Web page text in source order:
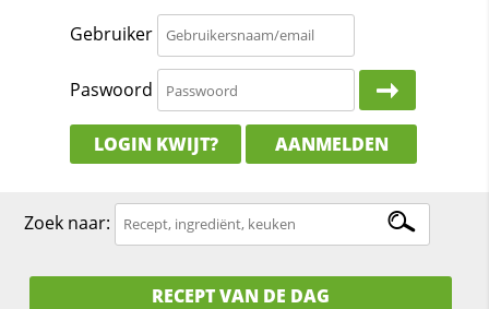
Gebruiker
Paswoord
LOGIN KWIJT? AANMELDEN
Zoek naar:
RECEPT VAN DE DAG